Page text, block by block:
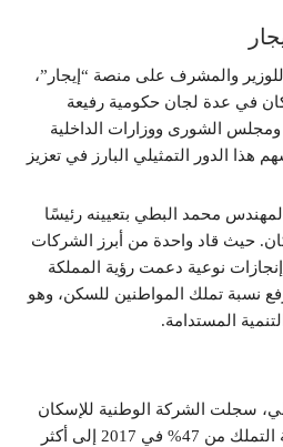
والمشرف على منصة “إيجار”،
في عدة لجان حكومية رفيعة
الشورى ووزارات الداخلية
هذا الدور التمثيلي البارز في تعزيز
المهندس محمد البطي بتعيينه رئيسًا
حيث قاد واحدة من أبرز الشركات
نوعية دعمت رؤية المملكة
رفع نسبة تملك المواطنين للسكن، وهو
المستدامة.
سجلت الشركة الوطنية للإسكان
إنجازات بارزة منها زيادة نسبة التملك من 47% في 2017 إلى أكثر